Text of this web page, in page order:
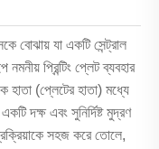
বোঝায় যা একটি সেন্ট্রাল
প্রিন্টিং প্লেট ব্যবহার
হাতা (প্লেটের হাতা) মধ্যে
দক্ষ এবং সুনির্দিষ্ট মুদ্রণ
সহজ করে তোলে,